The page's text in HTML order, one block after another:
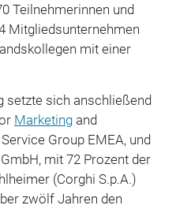
Teilnehmerinnen und
Mitgliedsunternehmen
mit einer
setzte sich anschließend
Marketingand
Group EMEA, und
mit 72 Prozent der
(Corghi S.p.A.)
zwölf Jahren den